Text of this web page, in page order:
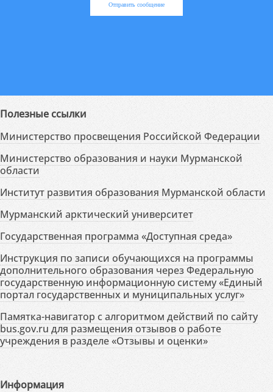
Отправить сообщение
Полезные ссылки
Министерство просвещения Российской Федерации
Министерство образования и науки Мурманской
области
Институт развития образования Мурманской области
Мурманский арктический университет
Государственная программа «Доступная среда»
Инструкция по записи обучающихся на программы
дополнительного образования через Федеральную
государственную информационную систему «Единый
портал государственных и муниципальных услуг»
Памятка-навигатор с алгоритмом действий по сайту
bus.gov.ru для размещения отзывов о работе
учреждения в разделе «Отзывы и оценки»
Информация